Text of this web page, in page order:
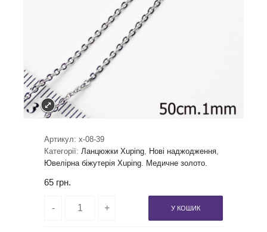
Артикул: x-08-39
Категорії: Ланцюжки Xuping, Нові наджодження,
Ювелірна біжутерія Xuping. Медичне золото.
65 грн.
У КОШИК